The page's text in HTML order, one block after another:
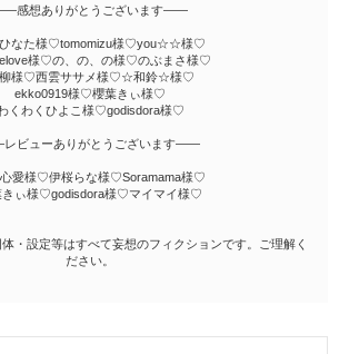
感想ありがとうございます――
なた様♡tomomizu様♡you☆☆様♡
様♡の、の、の様♡のぶまさ様♡
様♡西雲ササメ様♡☆和鈴☆様♡
ekko0919様♡櫻葉きぃ様♡
くわくひよこ様♡godisdora様♡
ビューありがとうございます――
愛様♡伊桜らな様♡Soramama様♡
きぃ様♡godisdora様♡マイマイ様♡
・設定等はすべて妄想のフィクションです。ご理解く
ださい。